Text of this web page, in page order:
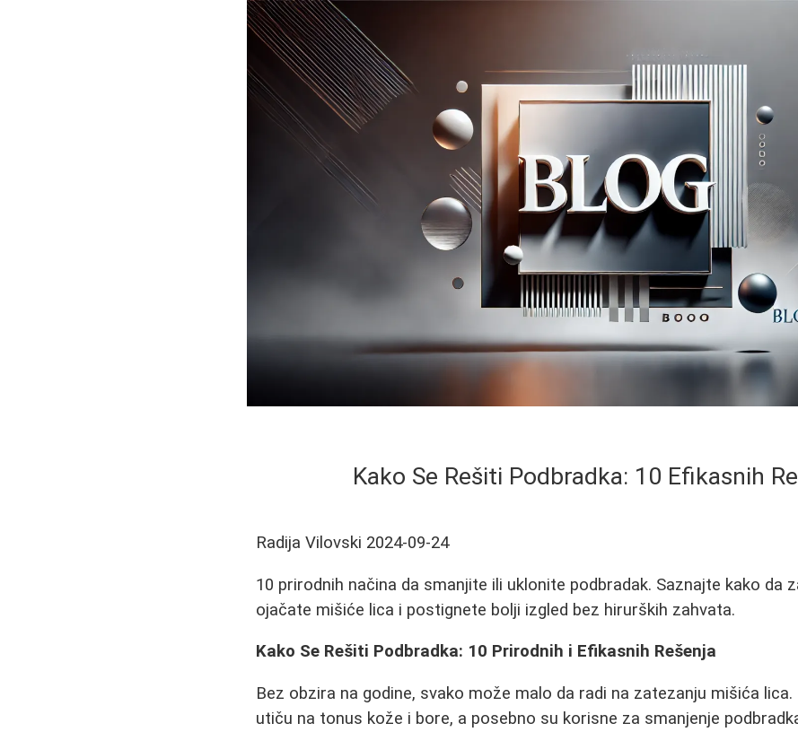
Kako Se Rešiti Podbradka: 10 Efikasnih
Radija Vilovski 2024-09-24
10 prirodnih načina da smanjite ili uklonite podbradak. Saznajte kako da
ojačate mišiće lica i postignete bolji izgled bez hirurških zahvata.
Kako Se Rešiti Podbradka: 10 Prirodnih i Efikasnih Rešenja
Bez obzira na godine, svako može malo da radi na zatezanju mišića lica.
utiču na tonus kože i bore, a posebno su korisne za smanjenje